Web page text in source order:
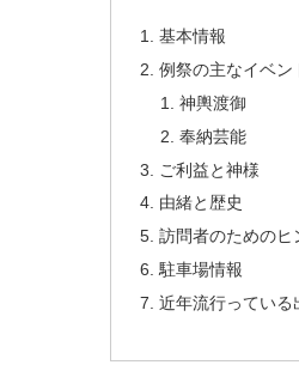
基本情報
例祭の主なイベン
神輿渡御
奉納芸能
ご利益と神様
由緒と歴史
訪問者のためのヒ
駐車場情報
近年流行っている